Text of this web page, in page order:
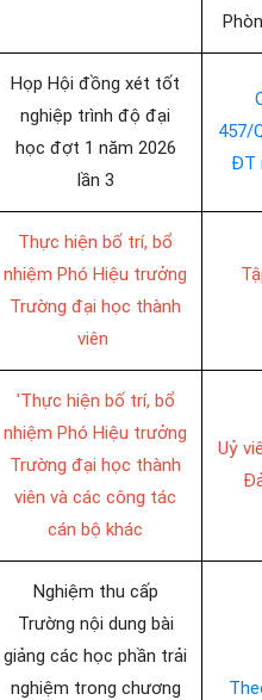
Họp Hội đồng xét tốt
nghiệp trình độ đại
học đợt 1 năm 2026
lần 3
457/
ĐT
Thực hiện bố trí, bổ
nhiệm Phó Hiệu trưởng
Trường đại học thành
viên
'Thực hiện bố trí, bổ
nhiệm Phó Hiệu trưởng
Trường đại học thành
viên và các công tác
cán bộ khác
Uỷ
Nghiệm thu cấp
Trường nội dung bài
giảng các học phần trải
nghiệm trong chương